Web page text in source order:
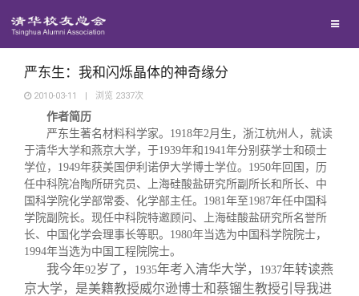
西南联大校友会
义工计划
新媒体平台
青春风采
校友讲坛
校友视界
校友服务
严东生：我和闪烁晶体的神奇缘分
2010-03-11 | 浏览 2337次
作者简历
严东生著名材料科学家。 1918年2月生，浙江杭州人，就读
于清华大学和燕京大学，于1939年和 1941年分别获学士和硕士
学位， 1949年获美国伊利诺伊大学博士学位。 1950年回国，历
任中科院冶陶所研究员、上海硅酸盐研究所副所长和所长、中
国科学院化学部常委、化学部主任。 1981年至1987年任中国科
学院副院长。现任中科院特邀顾问、上海硅酸盐研究所名誉所
长、中国化学会理事长等职。 1980年当选为中国科学院院士，
1994年当选为中国工程院院士。
我今年92岁了， 1935年考入清华大学， 1937年转读燕
京大学，是美籍教授威尔逊博士和蔡镏生教授引导我进